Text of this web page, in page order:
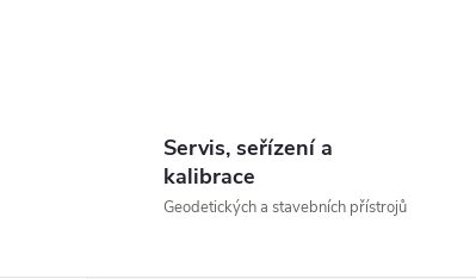
Servis, seřízení a
kalibrace
Geodetických a stavebních přístrojů